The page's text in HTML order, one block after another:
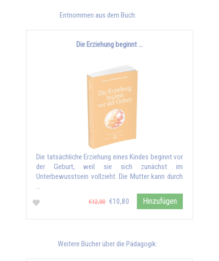
Entnommen aus dem Buch:
Die Erziehung beginnt ...
Die tatsächliche Erziehung eines Kindes beginnt vor
der Geburt, weil sie sich zunächst im
Unterbewusstsein vollzieht. Die Mutter kann durch
…
€12,00 €10,80 Hinzufügen
Weitere Bücher über die Pädagogik: